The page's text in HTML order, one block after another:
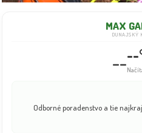
MAX
DUNAJSKÝ
----
Odborné poradenstvo a tie